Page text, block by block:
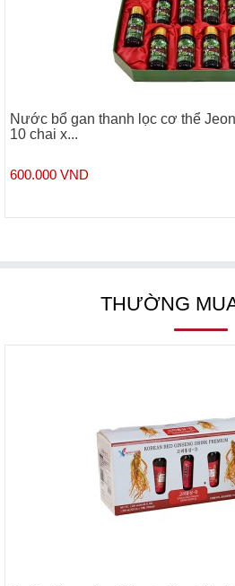
Nước bổ gan thanh lọc cơ thể
10 chai x...
600.000 VND
THƯỜNG